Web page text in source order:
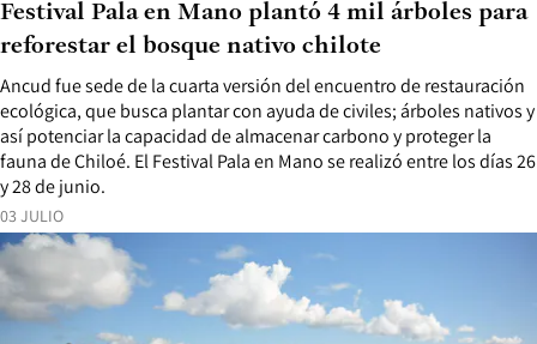
03 JULIO
Ancud fue sede de la cuarta versión del encuentro de restauración
ecológica, que busca plantar con ayuda de civiles; árboles nativos y
así potenciar la capacidad de almacenar carbono y proteger la
fauna de Chiloé. El Festival Pala en Mano se realizó entre los días 26
y 28 de junio.
Festival Pala en Mano plantó 4 mil árboles para
reforestar el bosque nativo chilote